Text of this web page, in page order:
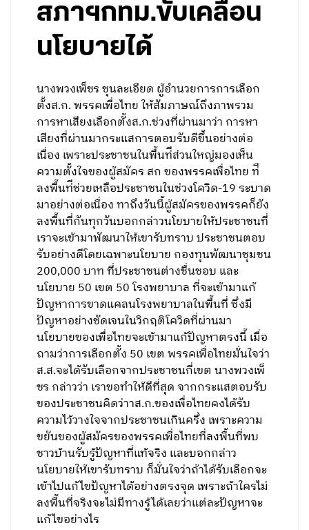
สภาฯกทม.ขับเคลื่อน
นโยบายได้
นางพวงเพ็ชร ชุนละเอียด ผู้อำนวยการการเลือก
ตั้งส.ก. พรรคเพื่อไทย ให้สัมภาษณ์ถึงภาพรวม
การหาเสียงเลือกตั้งส.ก.ช่วงที่ผ่านมาว่า การหา
เสียงที่ผ่านมากระแสการตอบรับดีขึ้นอย่างต่อ
เนื่อง เพราะประชาชนในพื้นท่ีส่วนใหญ่มองเห็น
ความตั้งใจของผู้สมัคร สก ของพรรคเพื่อไทย ท่ี
ลงพื้นท่ีช่วยเหลือประชาชนในช่วงโควิด-19 ระบาด
มาอย่างต่อเนื่อง ทาถึงวันนี้ผู้สมัครของพรรคก็ยัง
ลงพื้นที่กันทุกวันบอกกล่าวนโยบายให้ประชาชนที่
เราจะเข้ามาพัฒนาให้เขารับทราบ ประชาชนตอบ
รับอย่างดีโดยเฉพาะนโยบาย กองทุนพัฒนาชุมชน
200,000 บาท ที่ประชาชนต่างชื่นชอบ และ
นโยบาย 50 เขต 50 โรงพยาบาล ที่จะเข้ามาแก้
ปัญหาการขาดแคลนโรงพยาบาลในพื้นที่ ซึ่งมี
ปัญหาอย่างชัดเจนในวิกฤติโควิดที่ผ่านมา
นโยบายของเพื่อไทยจะเข้ามาแก้ปัญหาตรงนี้ เมื่อ
ถามว่าการเลือกตั้ง 50 เขต พรรคเพื่อไทยมั่นใจว่า
ส.ส.จะได้รับเลือกจากประชาชนกี่เขต นางพวงเพ็
ชร กล่าวว่า เราขอทำให้ดีที่สุด จากกระแสตอบรับ
ของประชาชนคิดว่าาส.ก.ของเพื่อไทยคงได้รับ
ความไว้วางใจจากประชาชนเกินครึ่ง เพราะความ
ขยันของผู้สมัครของพรรคเพื่อไทยที่ลงพื้นที่พบ
ชาวบ้านรับรู้ปัญหาที่แท้จริง และบอกกล่าว
นโยบายให้เขารับทราบ ก็มั่นใจว่าถ้าได้รับเลือกจะ
เข้าไปแก้ไขปัญหาได้อย่างตรงจุด เพราะถ้าใครไม่
ลงพื้นที่จริงจะไม่มีทางรู้ได้เลยว่าแต่ละปัญหาจะ
แก้ไขอย่างไร